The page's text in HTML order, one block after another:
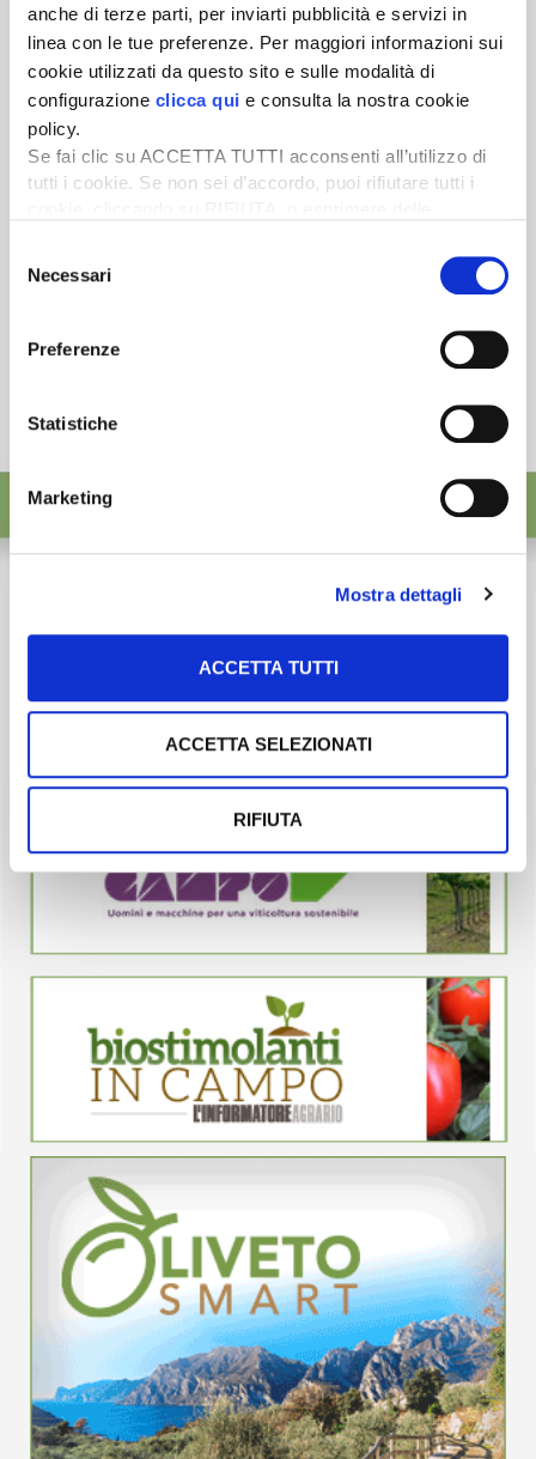
anche di terze parti, per inviarti pubblicità e servizi in
linea con le tue preferenze. Per maggiori informazioni sui
cookie utilizzati da questo sito e sulle modalità di
configurazione clicca qui e consulta la nostra cookie
policy.
Se fai clic su ACCETTA TUTTI acconsenti all’utilizzo di
tutti i cookie. Se non sei d’accordo, puoi rifiutare tutti i
desideri accettare e cliccando ACCETTA SELEZIONATI.
delNecessari
Preferenze
Statistiche
Marketing
Mostra dettagli
ACCETTA TUTTI
ACCETTA SELEZIONATI
RIFIUTA
Newsletter
Scopri un servizio d'informazione di alta qualità. Tagliato sulle tue
esigenze.